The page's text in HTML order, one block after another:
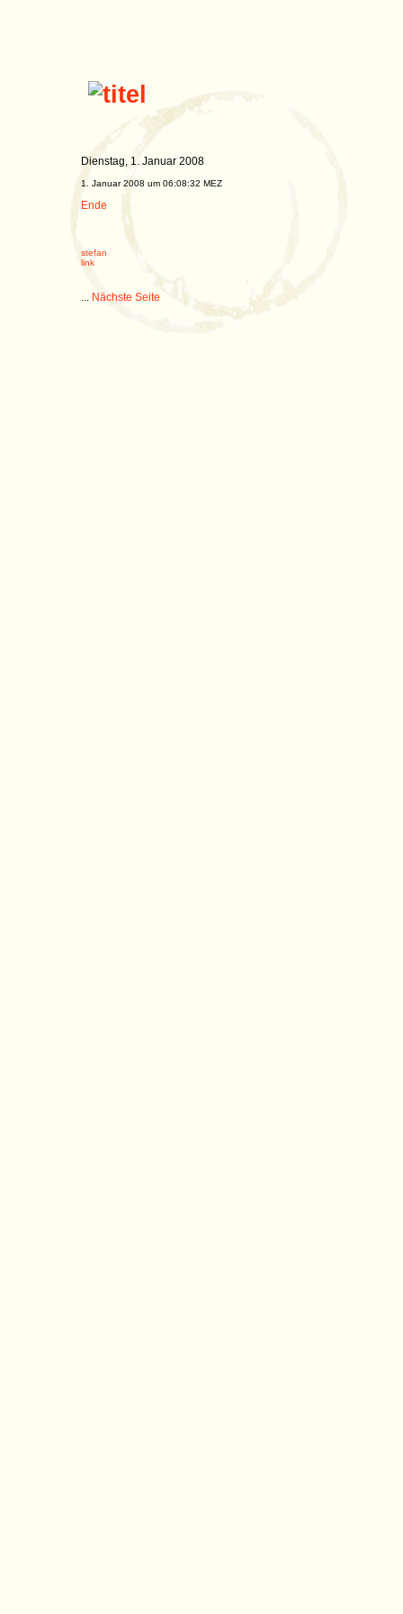
Dienstag, 1. Januar 2008
1. Januar 2008 um 06:08:32 MEZ
Ende
stefan
link
... Nächste Seite